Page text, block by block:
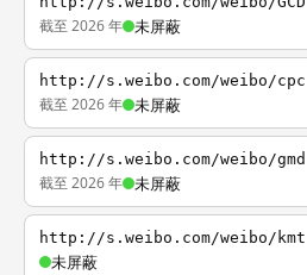
截至 2026 年 未屏蔽
http://s.weibo.com/weibo/cpc
截至 2026 年 未屏蔽
http://s.weibo.com/weibo/gmd
截至 2026 年 未屏蔽
http://s.weibo.com/weibo/kmt
未屏蔽